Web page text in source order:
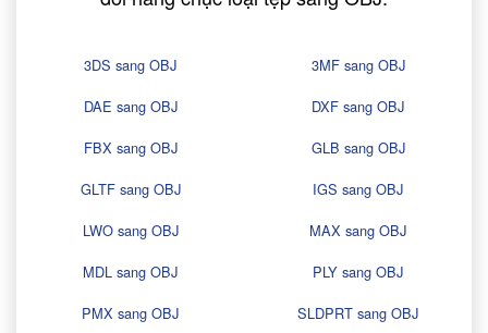
3DS sang OBJ
3MF sang OBJ
DAE sang OBJ
DXF sang OBJ
FBX sang OBJ
GLB sang OBJ
GLTF sang OBJ
IGS sang OBJ
LWO sang OBJ
MAX sang OBJ
MDL sang OBJ
PLY sang OBJ
PMX sang OBJ
SLDPRT sang OBJ